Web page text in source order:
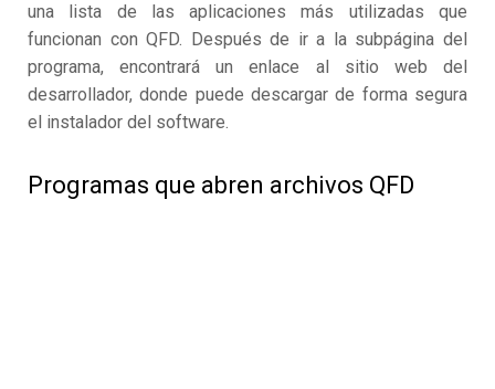
una lista de las aplicaciones más utilizadas que
funcionan con QFD. Después de ir a la subpágina del
programa, encontrará un enlace al sitio web del
desarrollador, donde puede descargar de forma segura
el instalador del software.
Programas que abren archivos QFD